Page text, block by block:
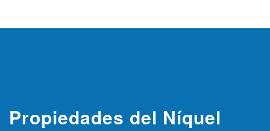
Propiedades del Níquel